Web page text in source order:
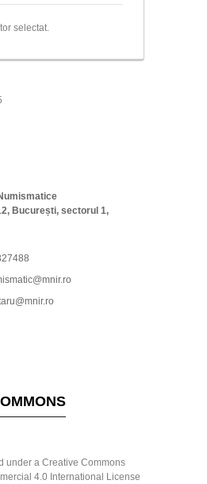
selectat.
București, sectorul 1,
under a Creative Commons
4.0 International License